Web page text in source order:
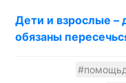
Дети и взрослые –
обязаны